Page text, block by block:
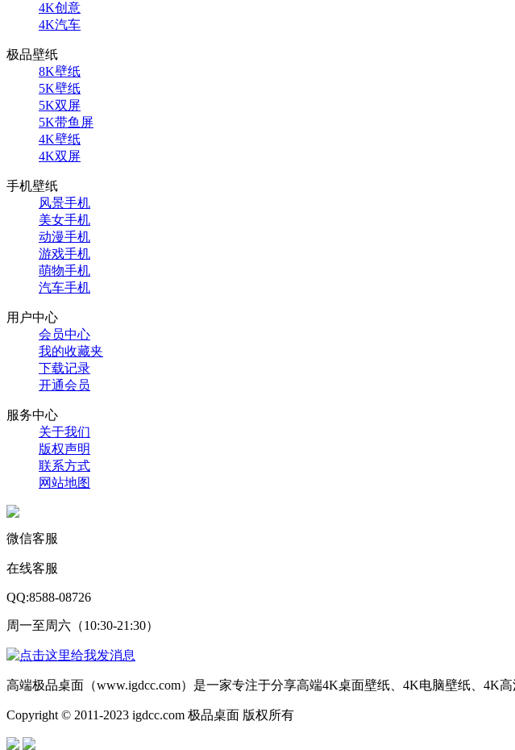
4K创意
4K汽车
极品壁纸
8K壁纸
5K壁纸
5K双屏
5K带鱼屏
4K壁纸
4K双屏
手机壁纸
风景手机
美女手机
动漫手机
游戏手机
萌物手机
汽车手机
用户中心
会员中心
我的收藏夹
下载记录
开通会员
服务中心
关于我们
版权声明
联系方式
网站地图
微信客服
在线客服
QQ:8588-08726
周一至周六（10:30-21:30）
高端极品桌面（www.igdcc.com）是一家专注于分享高端4K桌面壁纸、4K电脑壁纸、4K高
Copyright © 2011-2023 igdcc.com 极品桌面 版权所有